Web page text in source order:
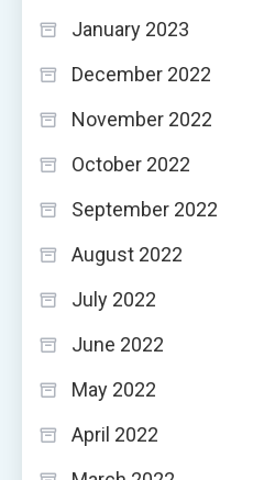
January 2023
December 2022
November 2022
October 2022
September 2022
August 2022
July 2022
June 2022
May 2022
April 2022